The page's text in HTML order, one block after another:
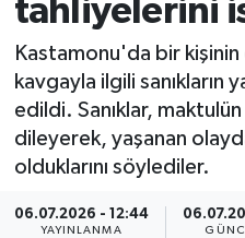
tahliyelerini
Kastamonu'da bir
kavgayla ilgili sanıkların
edildi. Sanıklar, maktulün
dileyerek, yaşanan
olduklarını söylediler.
06.07.2026 - 12:44
YAYINLANMA
KÖŞE YAZILARI
KÜLTÜR-SANAT-
MEDYA
Tüm Manşetler
Son Dakika Haberleri
Haber Arşivi